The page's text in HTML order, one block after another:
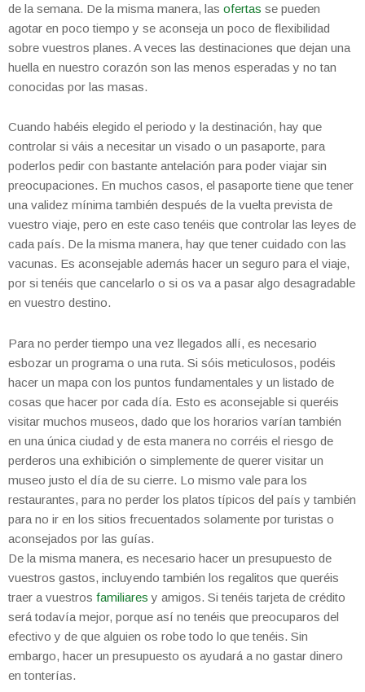
de la semana. De la misma manera, las ofertas se pueden
agotar en poco tiempo y se aconseja un poco de flexibilidad
sobre vuestros planes. A veces las destinaciones que dejan una
huella en nuestro corazón son las menos esperadas y no tan
conocidas por las masas.
Cuando habéis elegido el periodo y la destinación, hay que
controlar si váis a necesitar un visado o un pasaporte, para
poderlos pedir con bastante antelación para poder viajar sin
preocupaciones. En muchos casos, el pasaporte tiene que tener
una validez mínima también después de la vuelta prevista de
vuestro viaje, pero en este caso tenéis que controlar las leyes de
cada país. De la misma manera, hay que tener cuidado con las
vacunas. Es aconsejable además hacer un seguro para el viaje,
por si tenéis que cancelarlo o si os va a pasar algo desagradable
en vuestro destino.
Para no perder tiempo una vez llegados allí, es necesario
esbozar un programa o una ruta. Si sóis meticulosos, podéis
hacer un mapa con los puntos fundamentales y un listado de
cosas que hacer por cada día. Esto es aconsejable si queréis
visitar muchos museos, dado que los horarios varían también
en una única ciudad y de esta manera no corréis el riesgo de
perderos una exhibición o simplemente de querer visitar un
museo justo el día de su cierre. Lo mismo vale para los
restaurantes, para no perder los platos típicos del país y también
para no ir en los sitios frecuentados solamente por turistas o
aconsejados por las guías.
De la misma manera, es necesario hacer un presupuesto de
vuestros gastos, incluyendo también los regalitos que queréis
traer a vuestros familiares y amigos. Si tenéis tarjeta de crédito
será todavía mejor, porque así no tenéis que preocuparos del
efectivo y de que alguien os robe todo lo que tenéis. Sin
embargo, hacer un presupuesto os ayudará a no gastar dinero
en tonterías.